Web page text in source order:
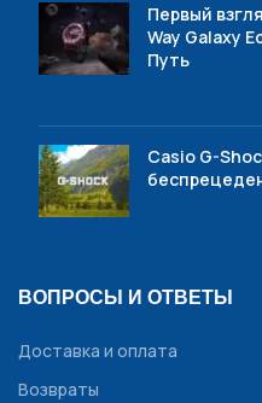
Первый
Way Galaxy
Путь
Casio G-
ВОПРОСЫ И ОТВЕТЫ
Доставка и оплата
Возвраты